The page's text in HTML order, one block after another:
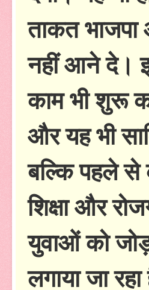
ताकत
नहीं आने दे।
काम भी शुरू
और यह भी
बल्कि पहले से
शिक्षा और
युवाओं को
लगाया जा